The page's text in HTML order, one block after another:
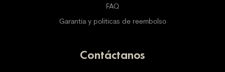
FAQ
Garantía y políticas de reembolso
Contáctanos